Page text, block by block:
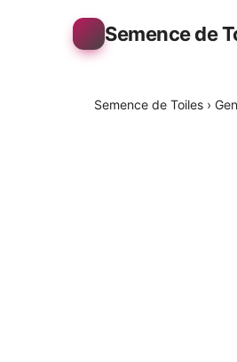
Semence de
Semence de Toiles ›